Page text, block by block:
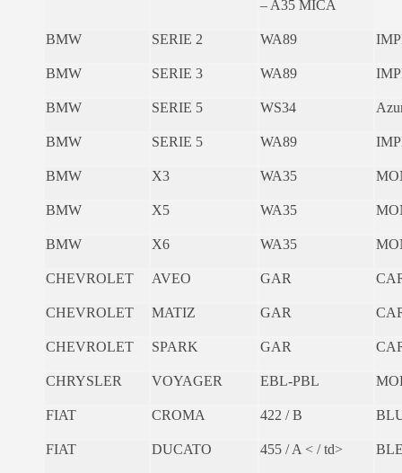
– A35 MICA
BMW SERIE 2 WA89
BMW SERIE 3 WA89
BMW SERIE 5 WS34
BMW SERIE 5 WA89
BMW X3 WA35
BMW X5 WA35
BMW X6 WA35
CHEVROLET AVEO GAR
CHEVROLET MATIZ GAR
CHEVROLET SPARK GAR
CHRYSLER VOYAGER EBL-PBL
FIAT CROMA 422 / B
FIAT DUCATO 455 / A < / td>